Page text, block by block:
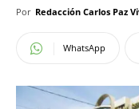
Por Redacción Carlos Paz
WhatsApp